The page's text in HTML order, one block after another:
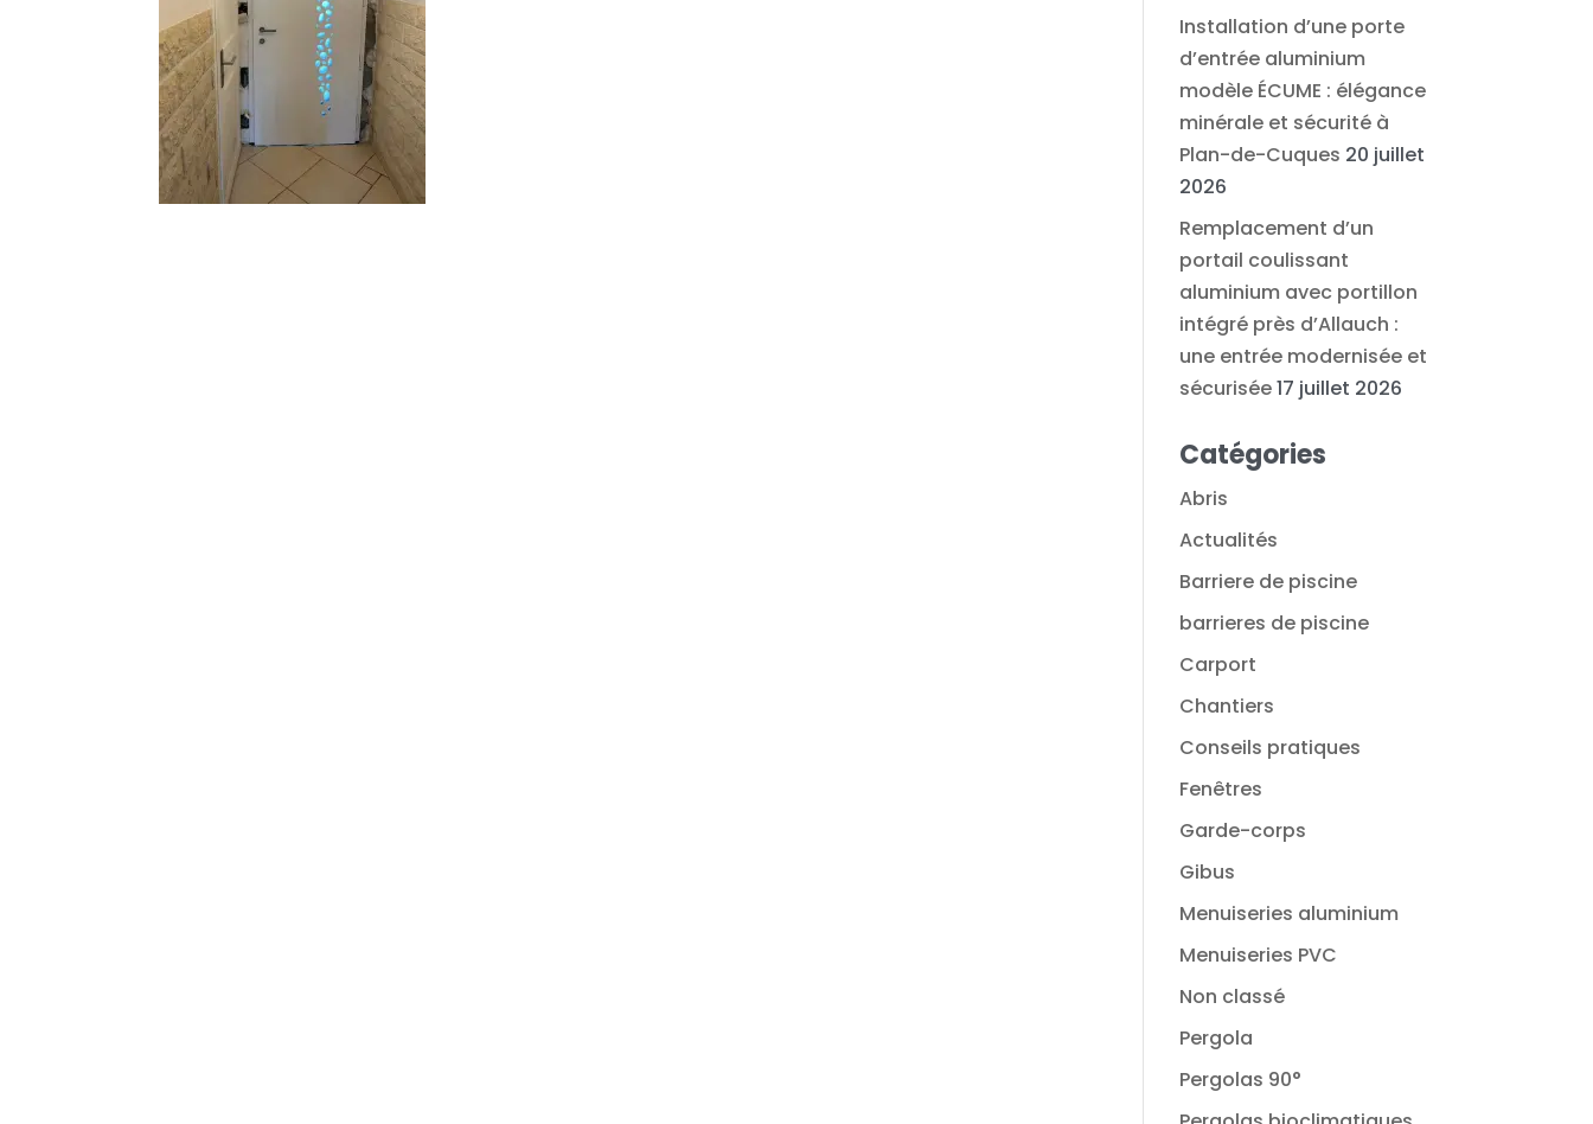
Installation d’une porte
d’entrée aluminium
modèle ÉCUME : élégance
minérale et sécurité à
Plan-de-Cuques 20 juillet
2026
Remplacement d’un
portail coulissant
aluminium avec portillon
intégré près d’Allauch :
une entrée modernisée et
sécurisée17 juillet 2026
Catégories
Abris
Actualités
Barriere de piscine
barrieres de piscine
Carport
Chantiers
Conseils pratiques
Fenêtres
Garde-corps
Gibus
Menuiseries aluminium
Menuiseries PVC
Non classé
Pergola
Pergolas 90°